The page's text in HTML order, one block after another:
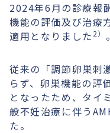
2024年6月の診療報
機能の評価及び治療
適用となりました 2） 。
従来の「調節卵巣刺
らず、卵巣機能の評
となったため、タイ
般不妊治療に伴う
た。